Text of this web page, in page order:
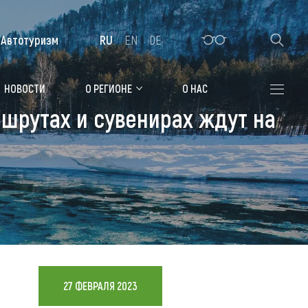
Алтайская зимовка
Где остановиться
Санатории
Гостиницы, отели
Коттеджи, базы
Сельские усадьбы
Мотели, придорожные отели
НОВОСТИ О РЕГИОНЕ О НАС
Автотуризм RU EN DE
и сувенирах ждут на
27 ФЕВРАЛЯ 2023